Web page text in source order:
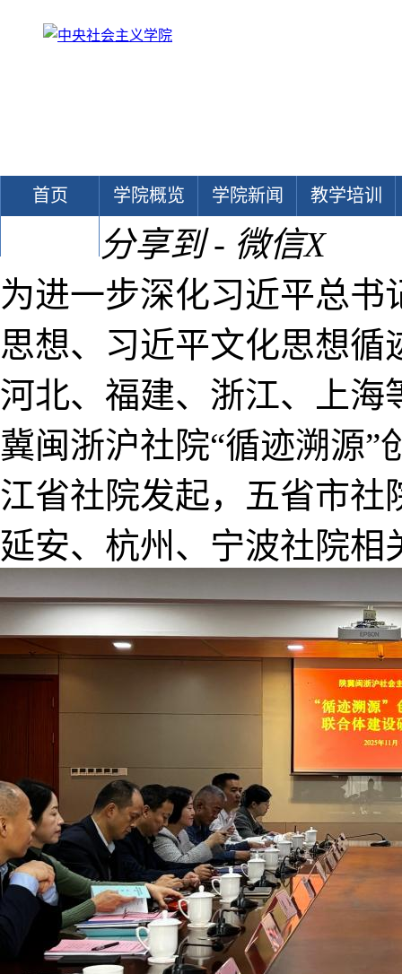
首页 学院概览 学院新闻 教学培训
分享到 - 微信X
为进一步深化习近平总
思想、习近平文化思想
河北、福建、浙江、上海
冀闽浙沪社院“循迹溯源
江省社院发起，五省市社
延安、杭州、宁波社院相